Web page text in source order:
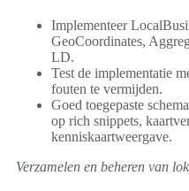
Implementeer
GeoCoordinates,
LD.
Test de implementatie
fouten te vermijden.
Goed toegepaste
op rich snippets,
kenniskaartweergave.
Verzamelen en beheren van